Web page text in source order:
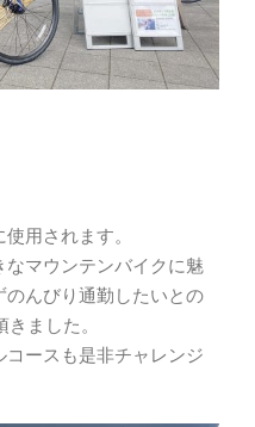
用されます。
マウンテンバイクに魅
んびり通勤したいとの
ました。
ースも是非チャレンジ